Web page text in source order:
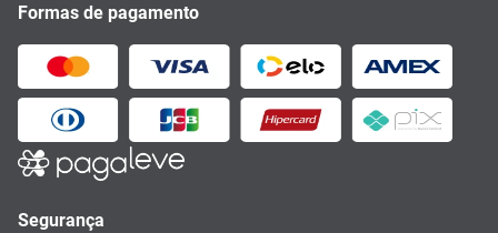
Formas de pagamento
Segurança